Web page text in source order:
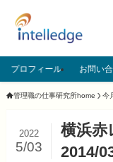
プロフィール お問い
管理職の仕事研究所home 今
横浜
2014/
2022
5/03